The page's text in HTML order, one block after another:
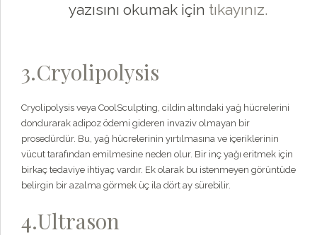
yazısını okumak için tıkayınız.
3.Cryolipolysis
Cryolipolysis veya CoolSculpting, cildin altındaki yağ hücrelerini
dondurarak adipoz ödemi gideren invaziv olmayan bir
prosedürdür. Bu, yağ hücrelerinin yırtılmasına ve içeriklerinin
vücut tarafından emilmesine neden olur. Bir inç yağı eritmek için
birkaç tedaviye ihtiyaç vardır. Ek olarak bu istenmeyen görüntüde
belirgin bir azalma görmek üç ila dört ay sürebilir.
4.Ultrason